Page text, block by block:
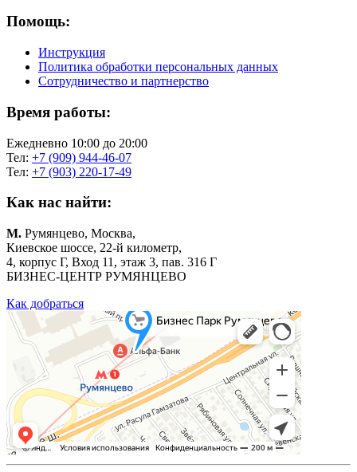
Помощь:
Инструкция
Политика обработки персональных данных
Сотрудничество и партнерство
Время работы:
Ежедневно 10:00 до 20:00
Тел: +7 (909) 944-46-07
Тел: +7 (903) 220-17-49
Как нас найти:
М. Румянцево, Москва,
Киевское шоссе, 22-й километр,
4, корпус Г, Вход 11, этаж 3, пав. 316 Г
БИЗНЕС-ЦЕНТР РУМЯНЦЕВО
Как добраться